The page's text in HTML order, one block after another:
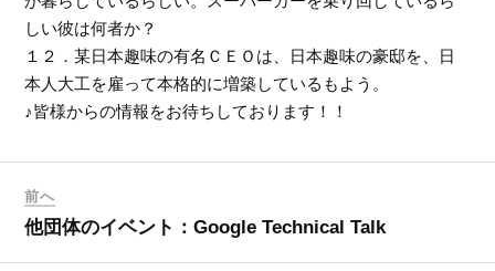
しい彼は何者か？
１２．某日本趣味の有名ＣＥＯは、日本趣味の豪邸を、日
本人大工を雇って本格的に増築しているもよう。
♪皆様からの情報をお待ちしております！！
前へ
他団体のイベント：Google Technical Talk